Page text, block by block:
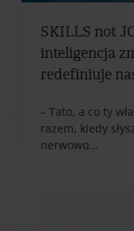
SKILLS not
inteligencja
redefiniuje
– Tato, a co ty
razem, kiedy
nerwowo...